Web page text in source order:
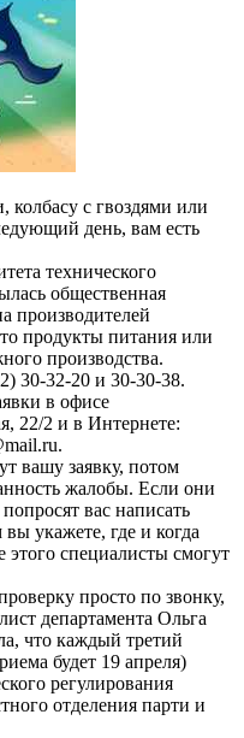
колбасу с гвоздями или
день, вам есть
технического
общественная
производителей
продукты питания или
производства.
30-32-20 и 30-30-38.
в офисе
22/2 и в Интернете:
вашу заявку, потом
жалобы. Если они
вас написать
укажете, где и когда
этого специалисты смогут
просто по звонку,
департамента Ольга
что каждый третий
будет 19 апреля)
регулирования
отделения парти и